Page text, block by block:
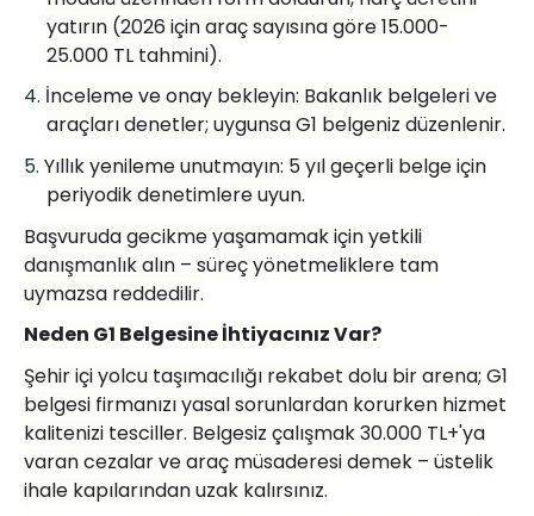
yatırın (2026 için araç sayısına göre 15.000-
25.000 TL tahmini).
4. İnceleme ve onay bekleyin: Bakanlık belgeleri ve
araçları denetler; uygunsa G1 belgeniz düzenlenir.
5. Yıllık yenileme unutmayın: 5 yıl geçerli belge için
periyodik denetimlere uyun.
Başvuruda gecikme yaşamamak için yetkili
danışmanlık alın – süreç yönetmeliklere tam
uymazsa reddedilir.
Neden G1 Belgesine İhtiyacınız Var?
Şehir içi yolcu taşımacılığı rekabet dolu bir arena; G1
belgesi firmanızı yasal sorunlardan korurken hizmet
kalitenizi tesciller. Belgesiz çalışmak 30.000 TL+'ya
varan cezalar ve araç müsaderesi demek – üstelik
ihale kapılarından uzak kalırsınız.